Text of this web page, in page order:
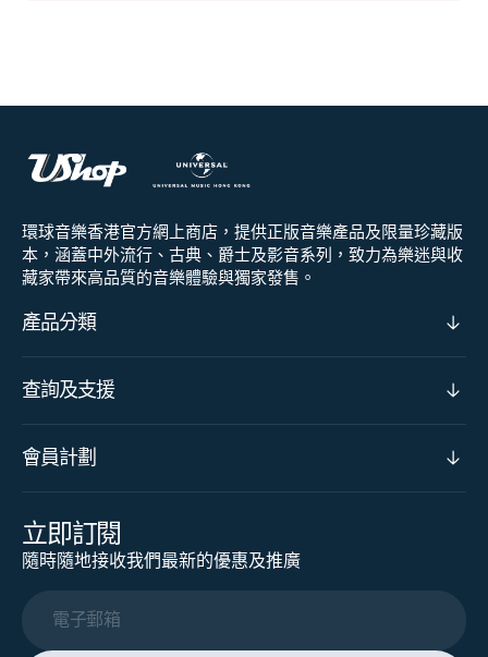
環球音樂香港官方網上商店，提供正版音樂產品及限量珍藏版
本，涵蓋中外流行、古典、爵士及影音系列，致力為樂迷與收
藏家帶來高品質的音樂體驗與獨家發售。
產品分類
查詢及支援
會員計劃
立即訂閱
隨時隨地接收我們最新的優惠及推廣
電子郵箱